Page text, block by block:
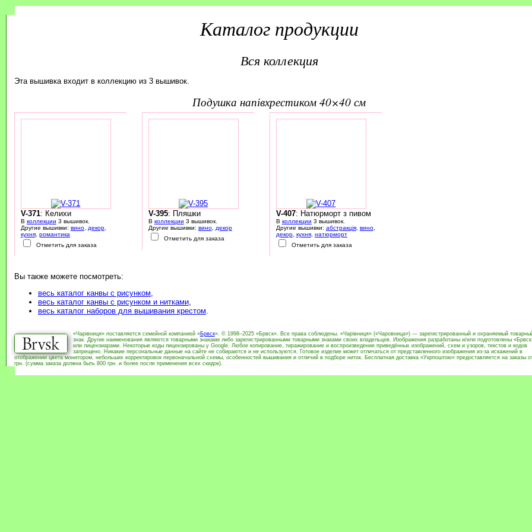
Каталог продукции
Вся коллекция
Эта вышивка входит в коллекцию из 3 вышивок.
подушка напівхрестиком 40×40 см
V-371: Келихи
В коллекции 3 вышивок.
Другие вышивки: вино, декор,
кухня, романтика
Отметить для заказа
V-395: Пляшки
В коллекции 3 вышивок.
Другие вышивки: вино,
декор
Отметить для заказа
V-407: Натюрморт з пивом
В коллекции 3 вышивок.
Другие вышивки: абстракція, вино,
декор, кухня, натюрморт
Отметить для заказа
Вы также можете посмотреть:
весь каталог канвы с рисунком
весь каталог канвы с рисунком и нитками,
весь каталог наборов для вышивания крестом
«Чарівниця» поставляется семейной компанией «Брвск». © 1998–2025 «Брвск». Все права соблюдены. «Чарівниця» («Чаровница») — зарегистрированный и охраняемый
знак. Другие наименования являются товарными знаками либо зарегистрированными товарными знаками своих владельцев. Изображения разработаны и/или подготовлены
или лицензиарами. Некоторые коды лицензированы у Google. Любое копирование, тиражирование и воспроизведение приведённых изображений, схем и узоров, текстов и кодов
запрещено. Никакие персональные данные на сайте не собираются и не используются. Готовое изделие может отличаться от представленного изображения из-за искажений в
отображении цвета монитором, небольших корректировок первоначальной схемы, особенностей вышивания и отличий в подборе ниток. Бесплатная доставка «Укрпоштою» предоставляется на заказы
грн. (сумма заказа должна быть 800 грн. и более после применения всех скидок).